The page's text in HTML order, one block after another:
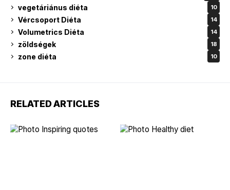
vegetáriánus diéta 10
Vércsoport Diéta 14
Volumetrics Diéta 14
zöldségek 18
zone diéta 10
RELATED ARTICLES